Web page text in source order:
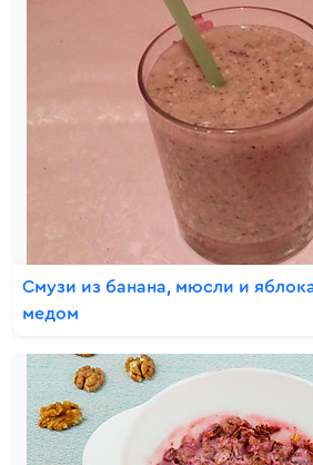
Смузи из банана, мюсли и
медом